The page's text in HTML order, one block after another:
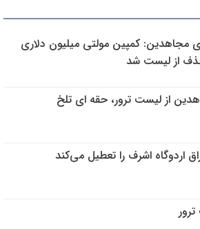
مجاهدین: کمپین مولتی میلیون دلاری
از لیست شد
از لیست ترور، حقه ای تلخ
اردوگاه اشرف را تعطیل می‌کند